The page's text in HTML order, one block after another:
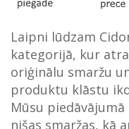
Laipni lūdzam
kategorijā, kur
oriģinālu smaržu
produktu klāstu
Mūsu
nišas smaržas, kā